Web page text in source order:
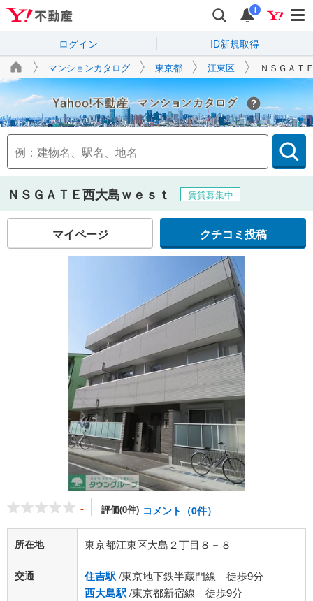
i
ログイン ID新規取得
マンションカタログ 東京都 江東区 ＮＳＧＡＴ
Yahoo!不動産
ＮＳＧＡＴＥ西大島ｗｅｓｔ 賃貸募集中
マイページ クチコミ投稿
- 評価(0件) コメント（0件）
所在地 東京都江東区大島２丁目８－８
交通 住吉駅/東京地下鉄半蔵門線 徒歩9分
西大島駅/東京都新宿線 徒歩9分